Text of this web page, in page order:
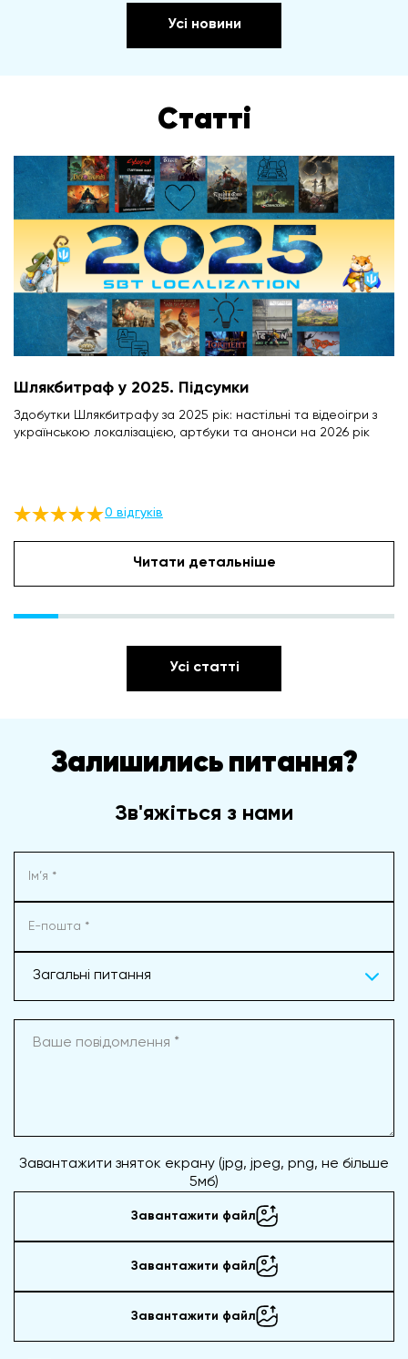
Усі новини
Статті
Шлякбитраф у 2025. Підсумки
Здобутки Шлякбитрафу за 2025 рік: настільні та відеоігри з
українською локалізацією, артбуки та анонси на 2026 рік
0 відгуків
Читати детальніше
Усі статті
Залишились питання?
Зв'яжіться з нами
Загальні питання
Завантажити зняток екрану (jpg, jpeg, png, не більше
5мб)
Завантажити файл
Завантажити файл
Завантажити файл